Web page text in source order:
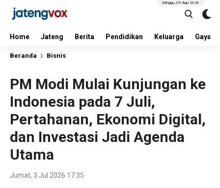
Home Jateng Berita Pendidikan Keluarga Gaya
Minggu, 09 Agu 2026
Beranda Bisnis
PM Modi Mulai Kunjungan ke
Indonesia pada 7 Juli,
Pertahanan, Ekonomi Digital,
dan Investasi Jadi Agenda
Utama
Jumat, 3 Jul 2026 17:35